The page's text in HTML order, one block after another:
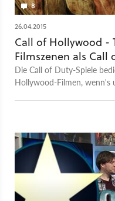
8
26.04.2015
Call of Hollywood -
Filmszenen als Call
Die Call of Duty-Spiele
Hollywood-Filmen, wenn's